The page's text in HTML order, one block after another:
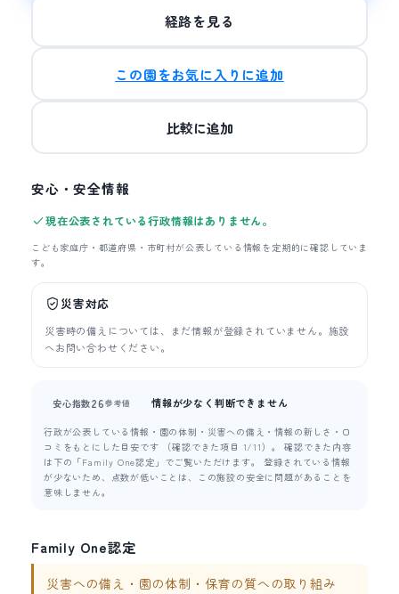
経路を見る
この園をお気に入りに追加
比較に追加
安心・安全情報
現在公表されている行政情報はありません。
こども家庭庁・都道府県・市町村が公表している情報を定期的に確認していま
す。
災害対応
災害時の備えについては、まだ情報が登録されていません。施設
へお問い合わせください。
安心指数26参考値 情報が少なく判断できません
行政が公表している情報・園の体制・災害への備え・情報の新しさ・口
コミをもとにした目安です （確認できた項目 1/11）。 確認できた内容
は下の「Family One認定」でご覧いただけます。 登録されている情報
が少ないため、点数が低いことは、この施設の安全に問題があることを
意味しません。
Family One認定
災害への備え・園の体制・保育の質への取り組み